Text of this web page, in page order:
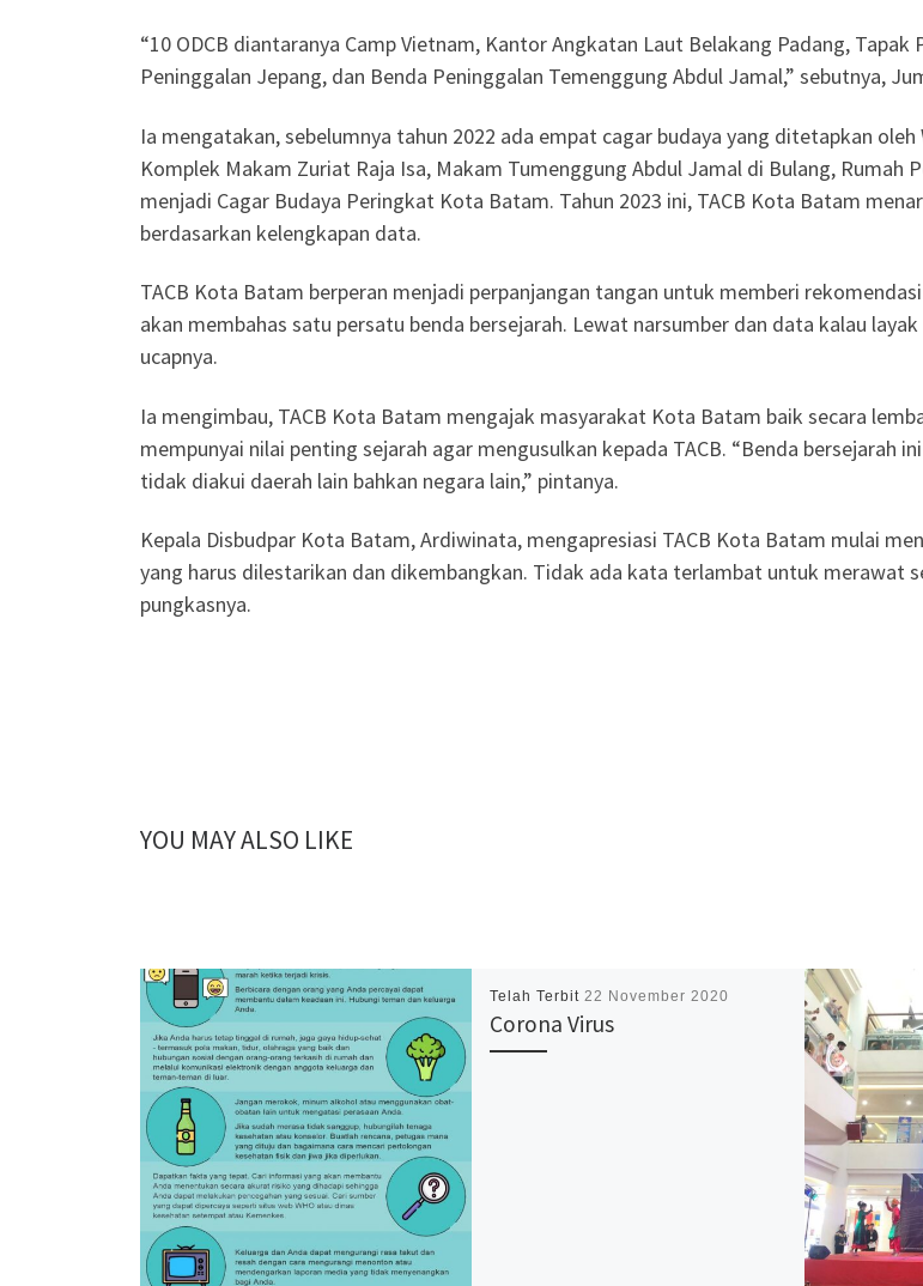
“10 ODCB diantaranya Camp Vietnam, Kantor Angkatan Laut Belakang Padang,
Peninggalan Jepang, dan Benda Peninggalan Temenggung Abdul Jamal,” sebutnya,
Ia mengatakan, sebelumnya tahun 2022 ada empat cagar budaya yang ditetapkan
Komplek Makam Zuriat Raja Isa, Makam Tumenggung Abdul Jamal di Bulang, Rumah
menjadi Cagar Budaya Peringkat Kota Batam. Tahun 2023 ini, TACB Kota Batam
berdasarkan kelengkapan data.
TACB Kota Batam berperan menjadi perpanjangan tangan untuk memberi
akan membahas satu persatu benda bersejarah. Lewat narsumber dan data kalau
ucapnya.
Ia mengimbau, TACB Kota Batam mengajak masyarakat Kota Batam baik secara
mempunyai nilai penting sejarah agar mengusulkan kepada TACB. “Benda
tidak diakui daerah lain bahkan negara lain,” pintanya.
Kepala Disbudpar Kota Batam, Ardiwinata, mengapresiasi TACB Kota Batam mulai
yang harus dilestarikan dan dikembangkan. Tidak ada kata terlambat untuk merawat
pungkasnya.
YOU MAY ALSO LIKE
Telah Terbit 22 November 2020
Corona Virus